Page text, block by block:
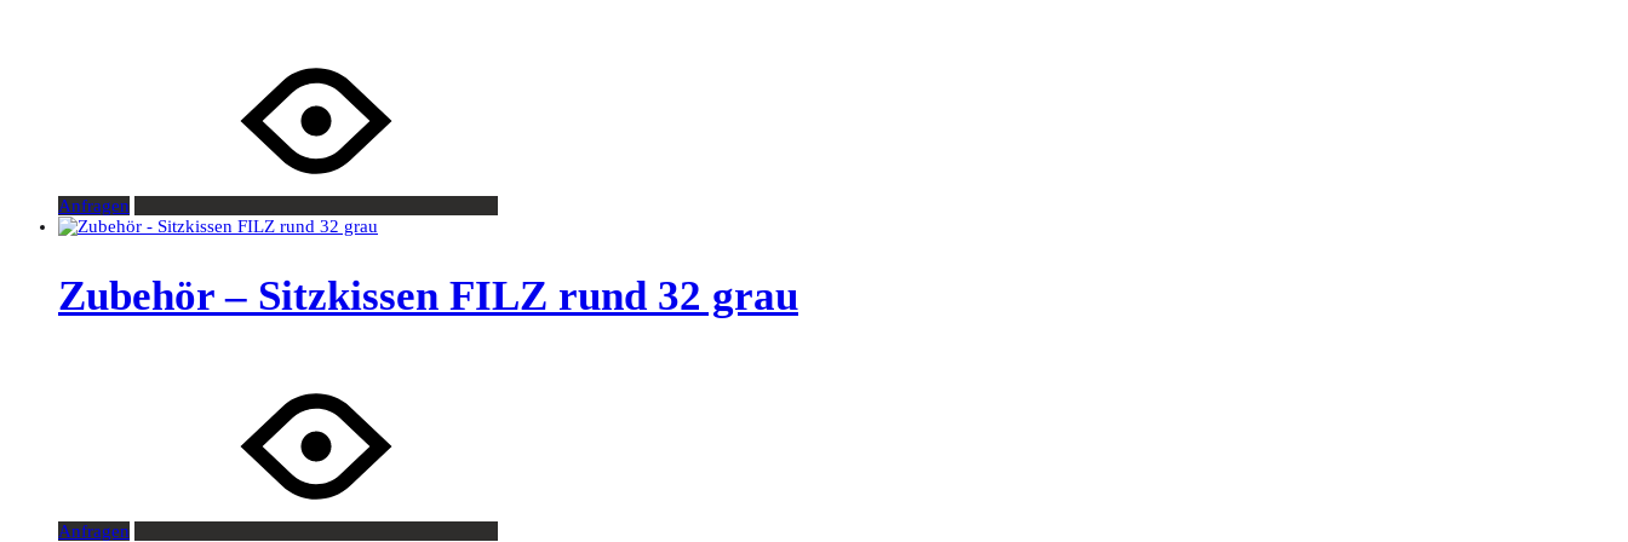
Anfragen
Zubehör – Sitzkissen FILZ rund 32 grau
Anfragen